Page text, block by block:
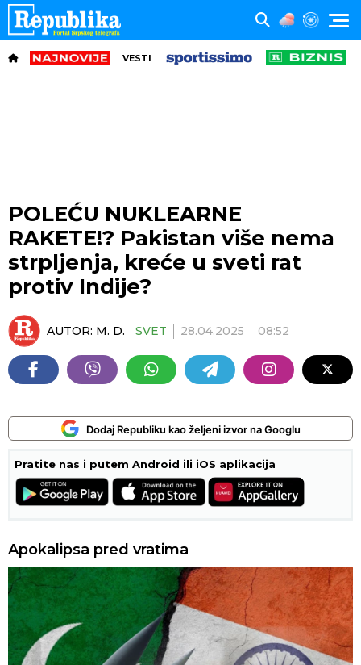
VESTI
POLEĆU NUKLEARNE
RAKETE!? Pakistan više nema
strpljenja, kreće u sveti rat
protiv Indije?
AUTOR: M. D. SVET 28.04.2025 08:52
Dodaj Republiku kao željeni izvor na Googlu
Pratite nas i putem Android ili iOS aplikacija
Apokalipsa pred vratima